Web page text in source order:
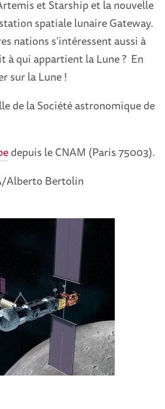
et Starship et la nouvelle
spatiale lunaire Gateway.
nations s’intéressent aussi à
à qui appartient la Lune ? En
sur la Lune !
de la Société astronomique de
depuis le CNAM (Paris 75003).
Alberto Bertolin